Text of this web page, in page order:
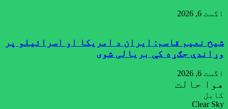
اگست 6, 2026
شیخ نعیم قاسم: ایران د امریکا او اسرائیلو پر
وړاندې جګړه کې بریالی شوی
اگست 6, 2026
هوا حالت
کابل
Clear Sky